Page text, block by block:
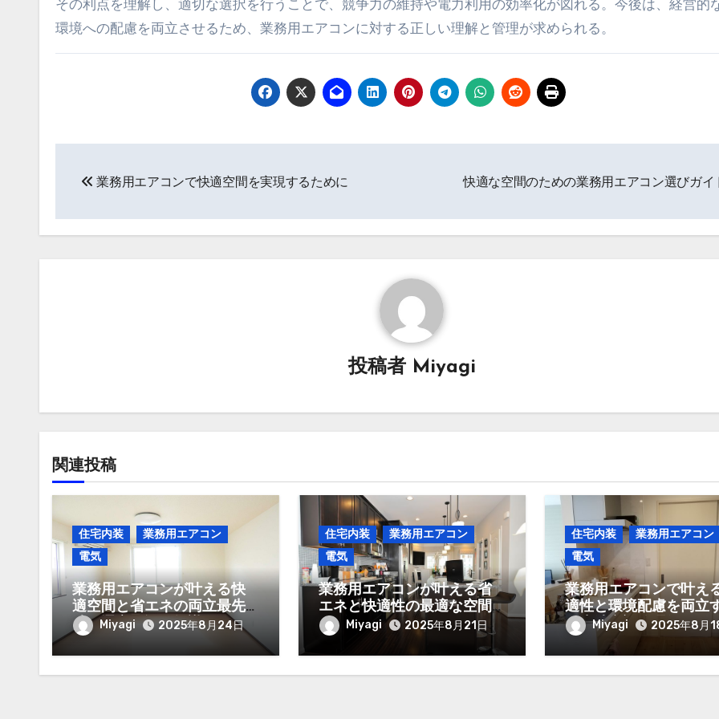
その利点を理解し、適切な選択を行うことで、競争力の維持や電力利用の効率化が図れる。今後は、経営的
環境への配慮を両立させるため、業務用エアコンに対する正しい理解と管理が求められる。
ナ
業務用エアコンで快適空間を実現するために 快適な空間のための業務用エアコン選びガイ
投稿者 Miyagi
関連投稿
住宅内装
業務用エアコン
電気
業務用エアコンが叶える快
適空間と省エネの両立最先
端の選定と運用知識
Miyagi 2025年8月24日
住宅内装
業務用エアコン
電気
業務用エアコンが叶える省
エネと快適性の最適な空間
デザイン
Miyagi 2025年8月21日
住宅内装
業務用エアコン
電気
業務用エアコンで叶え
適性と環境配慮を両立
最先端空調管理術
Miyagi 2025年8月